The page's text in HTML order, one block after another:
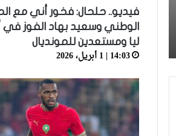
فيديو.. حلحال: فخور أني مع
الوطني وسعيد بهاد الفوز في
ليا ومستعدين للمونديال
14:03 | 1 أبريل، 2026